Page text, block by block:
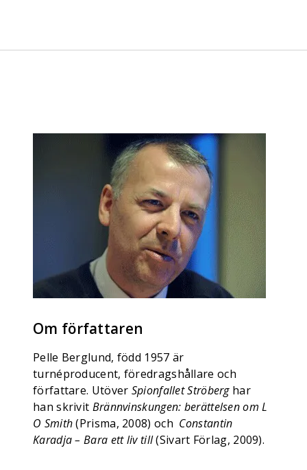
Om författaren
Pelle Berglund, född 1957 är
turnéproducent, föredragshållare och
författare. Utöver Spionfallet Ströberghar
han skrivit Brännvinskungen: berättelsen om L
O Smith(Prisma, 2008) och Constantin
Karadja – Bara ett liv till(Sivart Förlag, 2009).